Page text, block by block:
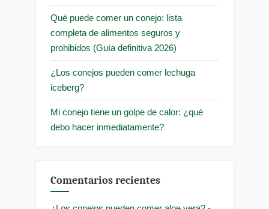
Qué puede comer un conejo: lista
completa de alimentos seguros y
prohibidos (Guía definitiva 2026)
¿Los conejos pueden comer lechuga
iceberg?
Mi conejo tiene un golpe de calor: ¿qué
debo hacer inmediatamente?
Comentarios recientes